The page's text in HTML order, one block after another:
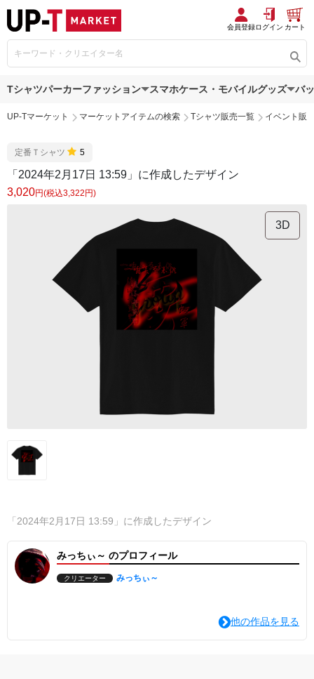
会員登録ログイン カート
Tシャツパーカーファッション スマホケース・モバイルグッズ バ
UP-Tマーケット マーケットアイテムの検索 Tシャツ販売一覧 イベント販
定番Ｔシャツ 5
「2024年2月17日 13:59」に作成したデザイン
3,020円(税込3,322円)
3D
「2024年2月17日 13:59」に作成したデザイン
みっちぃ～ のプロフィール
クリエーター みっちぃ～
他の作品を見る